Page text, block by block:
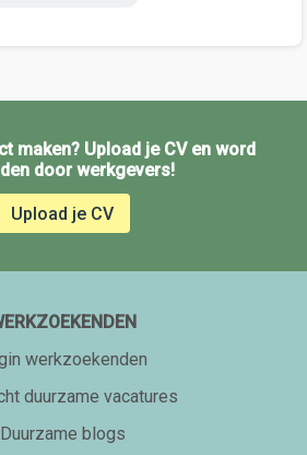
maken? Upload je CV en word
door werkgevers!
Upload je CV
werkzoekenden
duurzame vacatures
Duurzame blogs